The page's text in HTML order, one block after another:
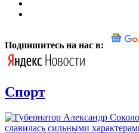
Подпишитесь на нас в:
Спорт